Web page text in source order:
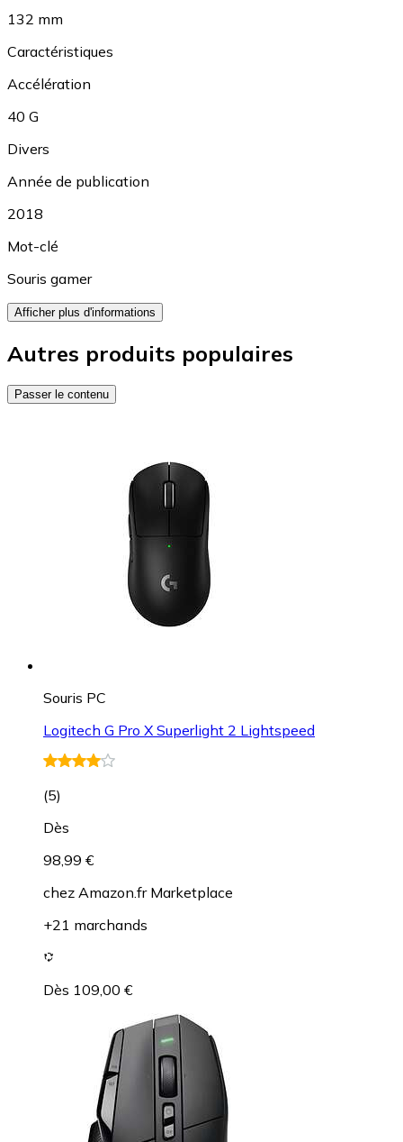
132 mm
Caractéristiques
Accélération
40 G
Divers
Année de publication
2018
Mot-clé
Souris gamer
Afficher plus d'informations
Autres produits populaires
Passer le contenu
Souris PC
Logitech G Pro X Superlight 2 Lightspeed
(5)
Dès
98,99 €
chez Amazon.fr Marketplace
+21 marchands
Dès 109,00 €